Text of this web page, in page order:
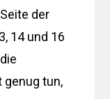
der
14 und 16
tun,